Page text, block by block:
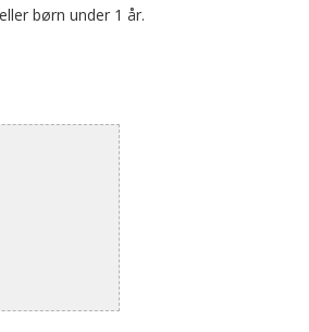
børn under 1 år.